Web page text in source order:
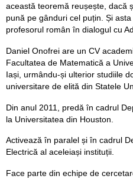
această teoremă reușește, dacă
pună pe gânduri cel puțin. Și
profesorul român în dialogul cu
Daniel Onofrei are un CV
Facultatea de Matematică a
Iași, urmându-și ulterior studiile
universitare de elită din Statele
Din anul 2011, predă în cadrul
la Universitatea din Houston.
Activează în paralel și în cadrul
Electrică al aceleiași instituții.
Face parte din echipe de